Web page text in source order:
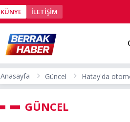
KÜNYE İLETİŞİM
Anasayfa Güncel Hatay'da
GÜNCEL